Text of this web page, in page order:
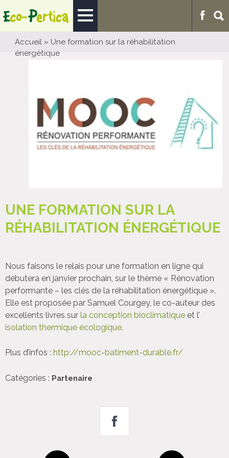
Accueil » Une formation sur la réhabilitation
énergétique
UNE FORMATION SUR LA
RÉHABILITATION ÉNERGÉTIQUE
Nous faisons le relais pour une formation en ligne qui
débutera en janvier prochain, sur le thème « Rénovation
performante – les clés de la réhabilitation énergétique ».
Elle est proposée par Samuel Courgey, le co-auteur des
excellents livres sur la conception bioclimatique et l’
isolation thermique écologique.
Plus d’infos : http://mooc-batiment-durable.fr/
Catégories : Partenaire